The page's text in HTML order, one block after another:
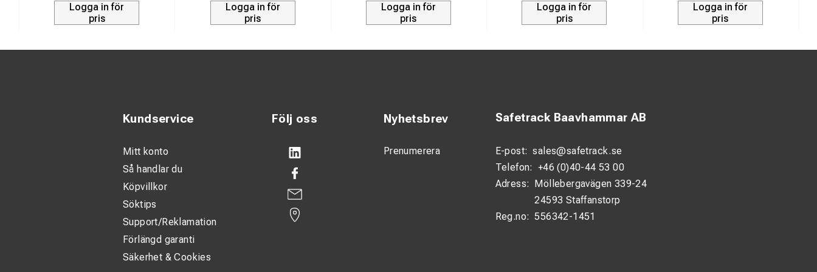
Typ: Krokändklämma för enkel GRP-stång
Passar för: 55 mm GRP-stång
Användning: Kontaktledningssystem och järnvägsapplikationer
Logga in för
pris
Logga in för
pris
Logga in för
pris
Logga in för
pris
Logga in för
pris
Följ oss Nyhetsbrev
Prenumerera
Safetrack Baavhammar AB
E-post: sales@safetrack.se
Telefon: +46 (0)40-44 53 00
Adress: Möllebergavägen 339-24
24593 Staffanstorp
Reg.no: 556342-1451
Kundservice
Mitt konto
Så handlar du
Köpvillkor
Söktips
Support/Reklamation
Förlängd garanti
Säkerhet & Cookies